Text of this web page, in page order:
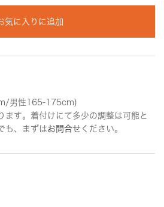
気に入りに追加
男性165-175cm)
す。着付けにて多少の調整は可能と
も、まずはお問合せ ください。